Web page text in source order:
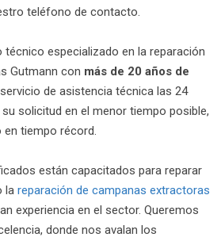
teléfono de contacto.
técnico especializado en la reparación
Gutmann con más de 20 años de
de asistencia técnica las 24
solicitud en el menor tiempo posible,
tiempo récord.
están capacitados para reparar
la reparación de campanas extractoras
experiencia en el sector. Queremos
donde nos avalan los